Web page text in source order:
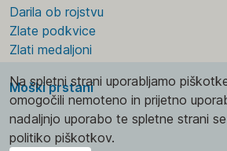
Darila ob rojstvu
Zlate podkvice
Zlati medaljoni
Moški prstani
Na spletni strani uporabljamo
omogočili nemoteno in prijetno
nadaljnjo uporabo te spletne strani
politiko piškotkov.